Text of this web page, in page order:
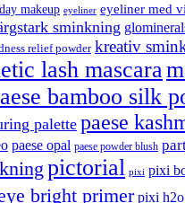
makeup eyeliner eyeliner med
sminkning
relief powder kreativ
lash mascara
bamboo silk
palette paese
paese opal paese powder blush
pictorial pixi pixi
bright primer pixi